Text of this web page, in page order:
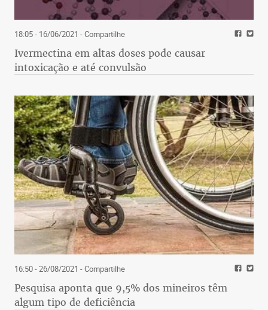
18:05 - 16/06/2021 - Compartilhe
Ivermectina em altas doses pode causar
intoxicação e até convulsão
16:50 - 26/08/2021 - Compartilhe
Pesquisa aponta que 9,5% dos mineiros têm
algum tipo de deficiência